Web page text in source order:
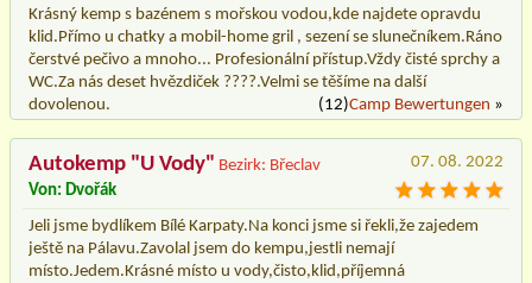
Krásný kemp s bazénem s mořskou vodou,kde najdete opravdu
klid.Přímo u chatky a mobil-home gril , sezení se slunečníkem.Ráno
čerstvé pečivo a mnoho... Profesionální přístup.Vždy čisté sprchy a
WC.Za nás deset hvězdiček ????.Velmi se těšíme na další
dovolenou.
(12)Camp Bewertungen »
Autokemp "U Vody" Bezirk: Břeclav
07. 08. 2022
Von: Dvořák
Jeli jsme bydlíkem Bílé Karpaty.Na konci jsme si řekli,že zajedem
ještě na Pálavu.Zavolal jsem do kempu,jestli nemají
místo.Jedem.Krásné místo u vody,čisto,klid,příjemná